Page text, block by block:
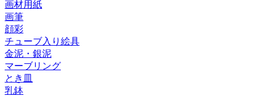
画材用紙
画筆
顔彩
チューブ入り絵具
金泥・銀泥
マーブリング
とき皿
乳鉢